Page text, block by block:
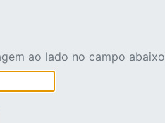
ao lado no campo abaixo